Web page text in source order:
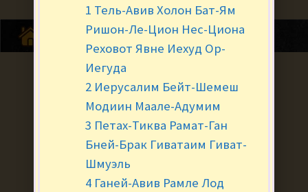
1 Тель-Авив Холон Бат-Ям
Ришон-Ле-Цион Нес-Циона
Реховот Явне Иехуд Ор-
Иегуда
2 Иерусалим Бейт-Шемеш
Модиин Маале-Адумим
3 Петах-Тиква Рамат-Ган
Бней-Брак Гиватаим Гиват-
Шмуэль
4 Ганей-Авив Рамле Лод